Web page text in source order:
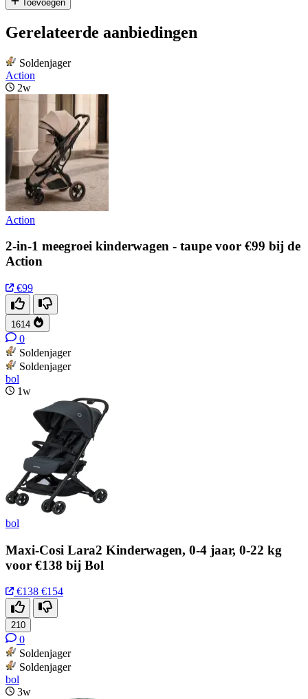
Toevoegen
Gerelateerde aanbiedingen
Soldenjager
Action
2w
Action
2-in-1 meegroei kinderwagen - taupe voor €99 bij de
Action
€99
1614
0
Soldenjager
Soldenjager
bol
1w
bol
Maxi-Cosi Lara2 Kinderwagen, 0-4 jaar, 0-22 kg
voor €138 bij Bol
€138 €154
210
0
Soldenjager
Soldenjager
bol
3w